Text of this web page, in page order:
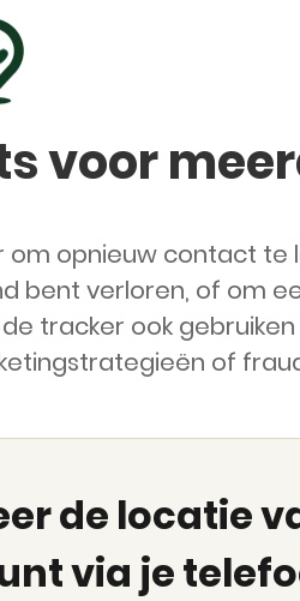
voor
om opnieuw contact te
bent verloren, of om
tracker ook
of
de locatie
via je